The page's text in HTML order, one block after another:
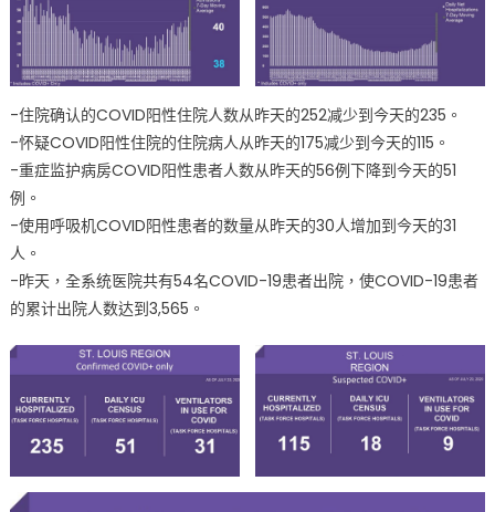
-住院确认的COVID阳性住院人数从昨天的252减少到今天的235。
-怀疑COVID阳性住院的住院病人从昨天的175减少到今天的115。
-重症监护病房COVID阳性患者人数从昨天的56例下降到今天的51
例。
-使用呼吸机COVID阳性患者的数量从昨天的30人增加到今天的31
人。
-昨天，全系统医院共有54名COVID-19患者出院，使COVID-19患者
的累计出院人数达到3,565。